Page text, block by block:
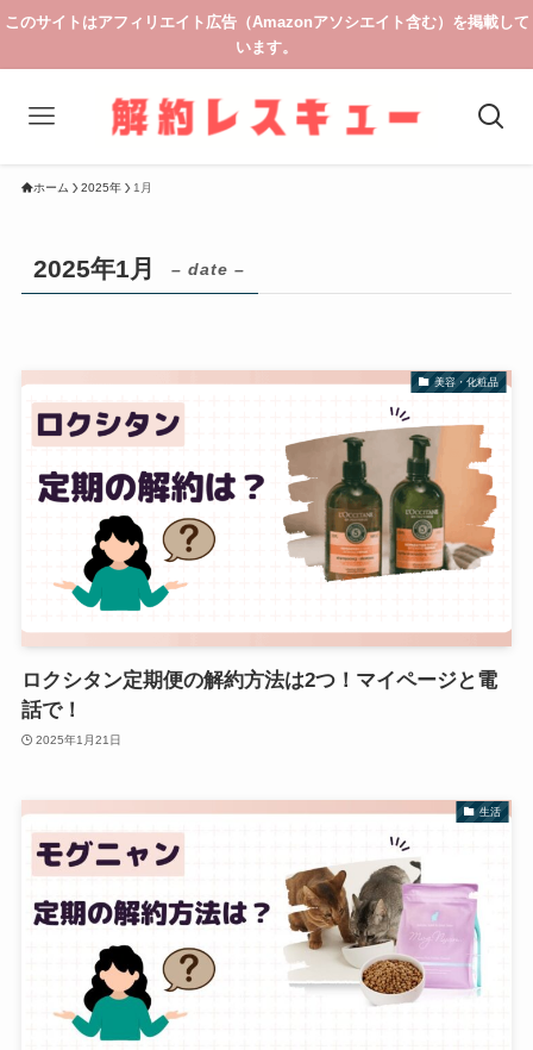
このサイトはアフィリエイト広告（Amazonアソシエイト含む）を掲載して
います。
ホーム 2025年 1月
2025年1月 – date –
美容・化粧品
ロクシタン定期便の解約方法は2つ！マイページと電
話で！
2025年1月21日
生活